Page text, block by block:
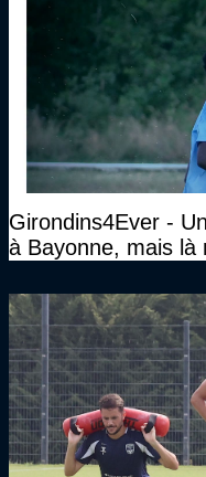
Girondins4Ever -
à Bayonne, mais là